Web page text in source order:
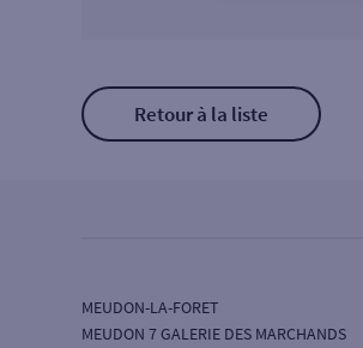
Retour à la liste
MEUDON-LA-FORET
MEUDON 7 GALERIE DES MARCHANDS